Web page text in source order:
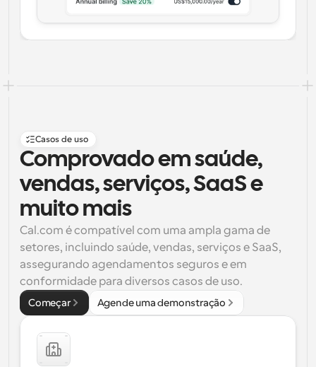
Casos de uso
Comprovado em saúde,
vendas, serviços, SaaS e
muito mais
Cal.com é compatível com uma ampla gama de
setores, incluindo saúde, vendas, serviços e SaaS,
assegurando agendamentos seguros e em
conformidade para diversos casos de uso.
Começar Agende uma demonstração